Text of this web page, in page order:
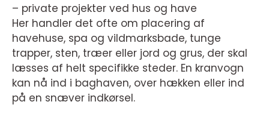
– private projekter ved hus og have
Her handler det ofte om placering af
havehuse, spa og vildmarksbade, tunge
trapper, sten, træer eller jord og grus, der skal
læsses af helt specifikke steder. En kranvogn
kan nå ind i baghaven, over hækken eller ind
på en snæver indkørsel.